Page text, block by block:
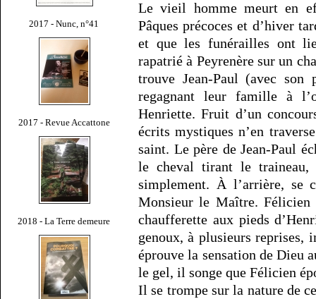
2017 - Nunc, n°41
2017 - Revue Accattone
2018 - La Terre demeure
Le vieil homme meurt en
Pâques précoces et d’hiver
et que les funérailles ont
rapatrié à Peyrenère sur un
trouve Jean-Paul (avec
regagnant leur famille à
Henriette. Fruit d’un
écrits mystiques n’en
saint. Le père de Jean-Paul
le cheval tirant le traineau,
simplement. À l’arrière, se
Monsieur le Maître. Félicien
chaufferette aux pieds
genoux, à plusieurs reprises,
éprouve la sensation de Dieu
le gel, il songe que Félicien
Il se trompe sur la nature de